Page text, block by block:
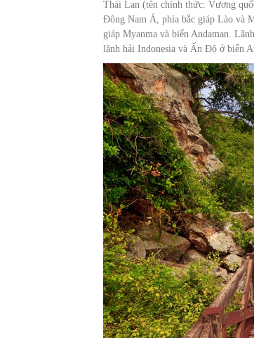
Thái Lan (tên chính thức: Vương
Đông Nam Á, phía bắc giáp Lào và
giáp Myanma và biển Andaman.
lãnh hải Indonesia và Ấn Độ ở biển